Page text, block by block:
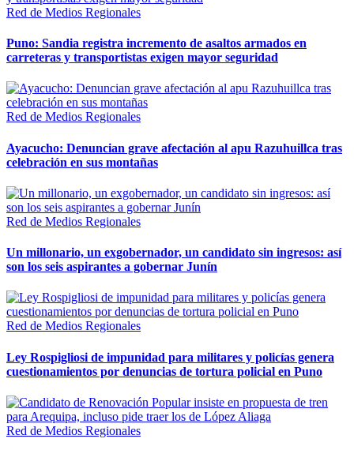
Red de Medios Regionales
Puno: Sandia registra incremento de asaltos armados en
carreteras y transportistas exigen mayor seguridad
Red de Medios Regionales
Ayacucho: Denuncian grave afectación al apu Razuhuillca tras
celebración en sus montañas
Red de Medios Regionales
Un millonario, un exgobernador, un candidato sin ingresos: así
son los seis aspirantes a gobernar Junín
Red de Medios Regionales
Ley Rospigliosi de impunidad para militares y policías genera
cuestionamientos por denuncias de tortura policial en Puno
Red de Medios Regionales